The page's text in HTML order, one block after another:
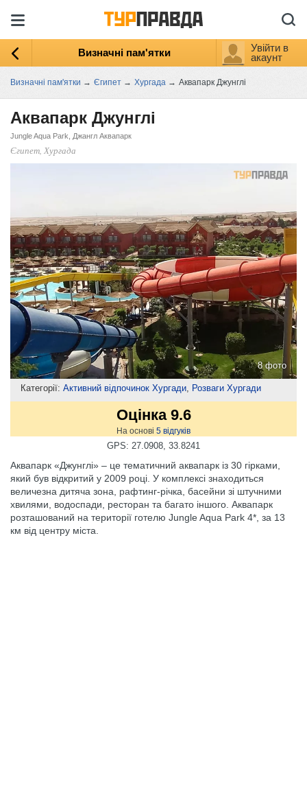
Визначні пам'ятки
Увійти в
акаунт
Визначні пам'ятки → Єгипет → Хургада → Аквапарк Джунглі
Аквапарк Джунглі
Jungle Aqua Park, Джангл Аквапарк
Єгипет, Хургада
8 фото
Категорії: Активний відпочинок Хургади Розваги Хургади
Оцінка 9.6
На основі 5 відгуків
GPS: 27.0908, 33.8241
Аквапарк «Джунглі» – це тематичний аквапарк із 30 гірками,
який був відкритий у 2009 році. У комплексі знаходиться
величезна дитяча зона, рафтинг-річка, басейни зі штучними
хвилями, водоспади, ресторан та багато іншого. Аквапарк
розташований на території готелю Jungle Aqua Park 4*, за 13
км від центру міста.